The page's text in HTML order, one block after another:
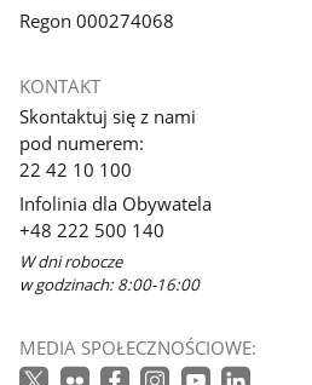
Regon 000274068
KONTAKT
Skontaktuj się z nami
pod numerem:
22 42 10 100
Infolinia dla Obywatela
+48 222 500 140
W dni robocze
w godzinach: 8:00-16:00
MEDIA SPOŁECZNOŚCIOWE: